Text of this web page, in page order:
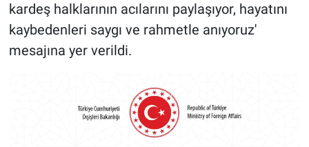
kardeş halklarının acılarını paylaşıyor, hayatını
kaybedenleri saygı ve rahmetle anıyoruz'
mesajına yer verildi.